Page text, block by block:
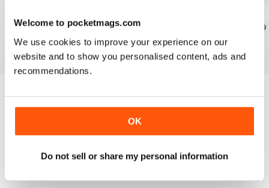
Welcome to pocketmags.com
We use cookies to improve your experience on our
website and to show you personalised content, ads and
recommendations.
OK
Do not sell or share my personal information
Acquista per€6,99
Vista |Al carrello
Acquista per
Vista| Al carrello
€6,99
Vista|Al carrello
COLLEZIONE COMPLETA
Tutti i numeri arretrati che non possedete ancora